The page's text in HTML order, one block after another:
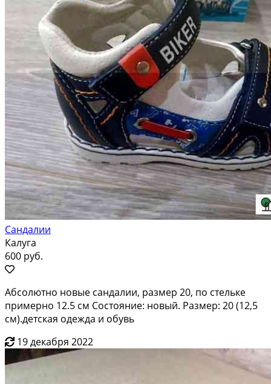
Сандалии
Калуга
600 руб.
Абсолютно новые сандалии, размер 20, по стельке
примерно 12.5 см Состояние: новый. Размер: 20 (12,5
см).детская одежда и обувь
19 декабря 2022